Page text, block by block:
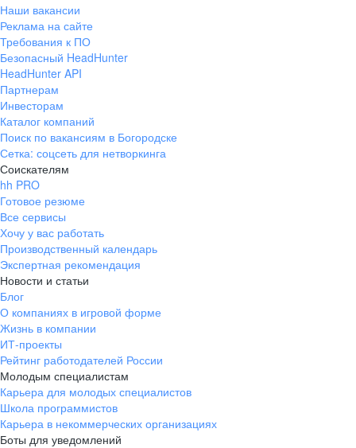
Наши вакансии
Реклама на сайте
Требования к ПО
Безопасный HeadHunter
HeadHunter API
Партнерам
Инвесторам
Каталог компаний
Поиск по вакансиям в Богородске
Сетка: соцсеть для нетворкинга
Соискателям
hh PRO
Готовое резюме
Все сервисы
Хочу у вас работать
Производственный календарь
Экспертная рекомендация
Новости и статьи
Блог
О компаниях в игровой форме
Жизнь в компании
ИТ-проекты
Рейтинг работодателей России
Молодым специалистам
Карьера для молодых специалистов
Школа программистов
Карьера в некоммерческих организациях
Боты для уведомлений